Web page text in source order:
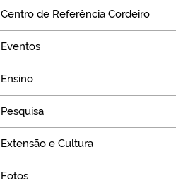
Centro de Referência Cordeiro
Eventos
Ensino
Pesquisa
Extensão e Cultura
Fotos